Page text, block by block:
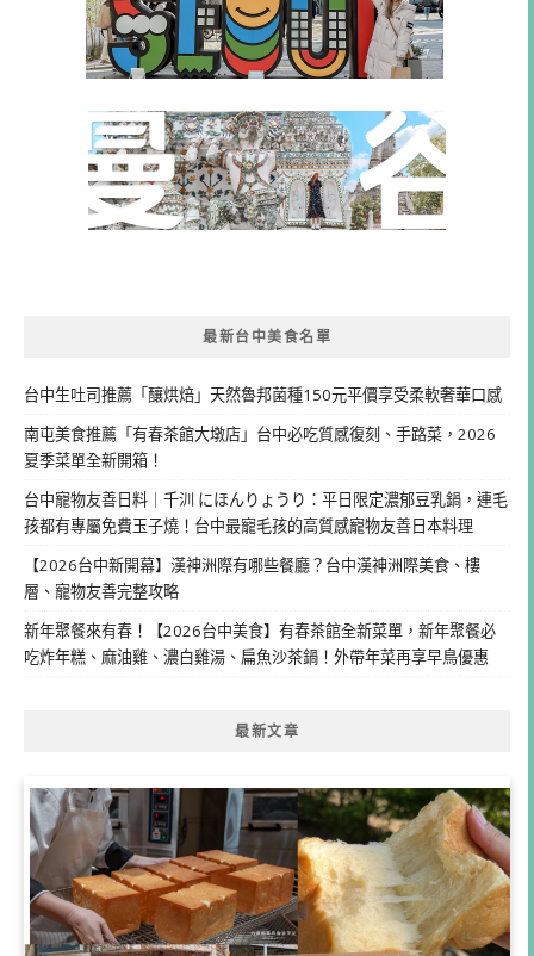
最新台中美食名單
台中生吐司推薦「釀烘焙」天然魯邦菌種150元平價享受柔軟奢華口感
南屯美食推薦「有春茶館大墩店」台中必吃質感復刻、手路菜，2026
夏季菜單全新開箱！
台中寵物友善日料｜千汌 にほんりょうり：平日限定濃郁豆乳鍋，連毛
孩都有專屬免費玉子燒！台中最寵毛孩的高質感寵物友善日本料理
【2026台中新開幕】漢神洲際有哪些餐廳？台中漢神洲際美食、樓
層、寵物友善完整攻略
新年聚餐來有春！【2026台中美食】有春茶館全新菜單，新年聚餐必
吃炸年糕、麻油雞、濃白雞湯、扁魚沙茶鍋！外帶年菜再享早鳥優惠
最新文章